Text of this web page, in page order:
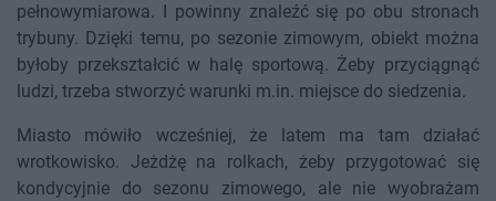
pełnowymiarowa. I powinny znaleźć się po obu stronach
trybuny. Dzięki temu, po sezonie zimowym, obiekt można
byłoby przekształcić w halę sportową. Żeby przyciągnąć
ludzi, trzeba stworzyć warunki m.in. miejsce do siedzenia.
Miasto mówiło wcześniej, że latem ma tam działać
wrotkowisko. Jeżdżę na rolkach, żeby przygotować się
kondycyjnie do sezonu zimowego, ale nie wyobrażam